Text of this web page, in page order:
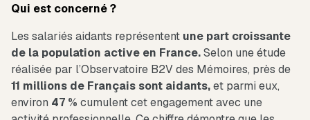
Qui est concerné ?
Les salariés aidants représentent une part croissante
de la population active en France.Selon une étude
réalisée par l’Observatoire B2V des Mémoires, près de
11 millions de Français sont aidants,et parmi eux,
environ 47 % cumulent cet engagement avec une